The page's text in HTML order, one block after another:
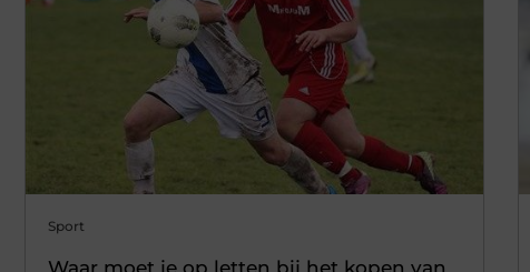
Sport
Waar moet je op letten bij het kopen van